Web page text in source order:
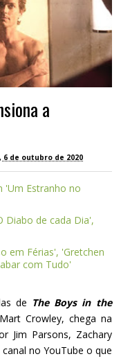
a
de outubro de 2020
'Um Estranho no
Diabo de cada Dia',
em Férias', 'Gretchen
com Tudo'
de The Boys in the
Crowley, chega na
Jim Parsons, Zachary
no YouTube o que